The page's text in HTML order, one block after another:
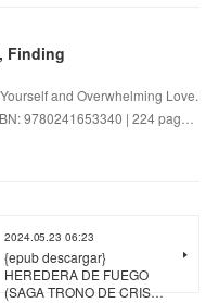
Finding
and Overwhelming Love.
9780241653340 | 224 pag…
2024.05.23 06:23
{epub descargar}
HEREDERA DE FUEGO
(SAGA TRONO DE CRIS…